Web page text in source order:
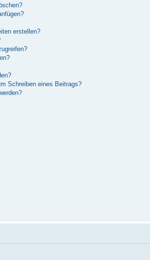
erstellen?
Schreiben eines Beitrags?